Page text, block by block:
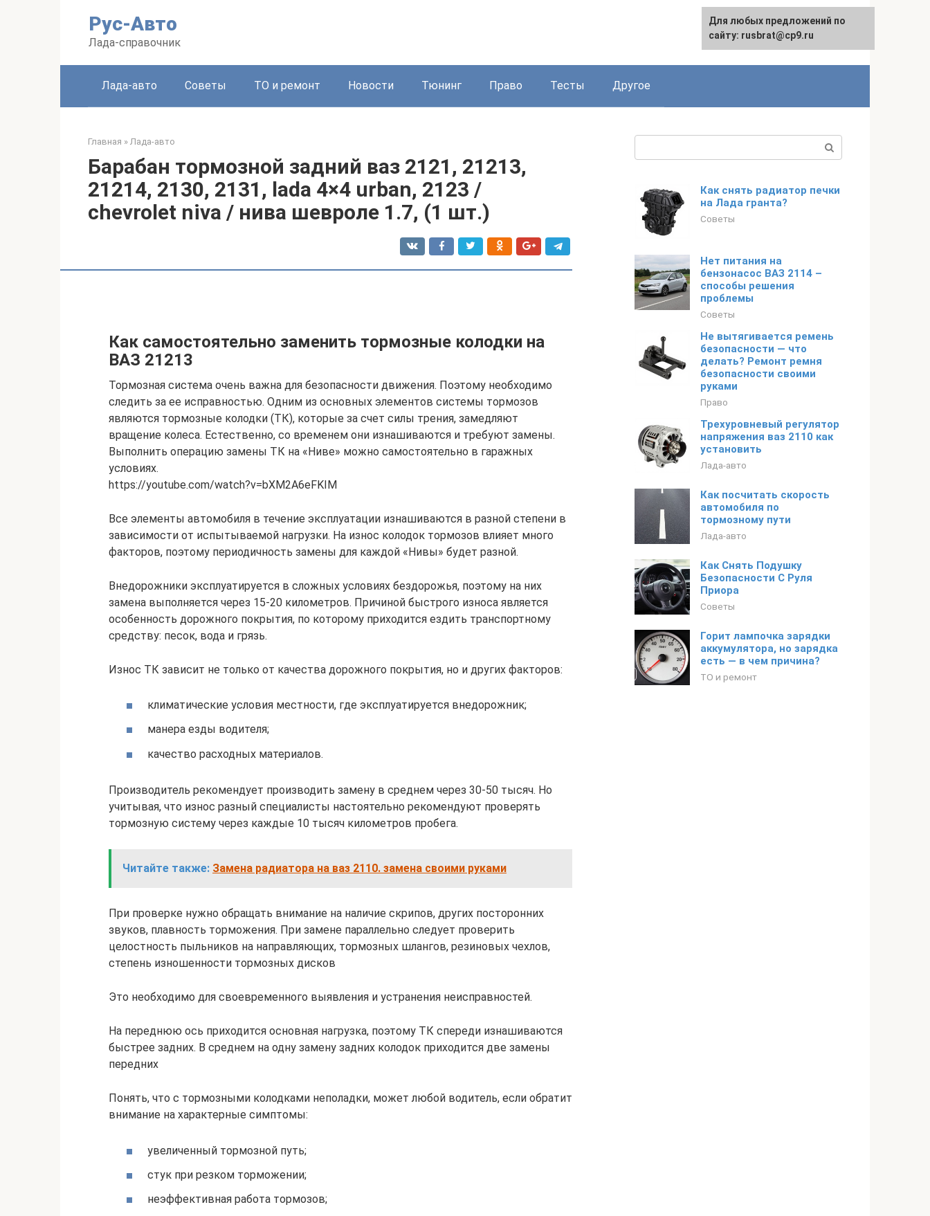
Рус-Авто
Лада-справочник
Лада-авто Советы ТО и ремонт Новости Тюнинг Право Тесты Другое
Главная » Лада-авто
Барабан тормозной задний ваз 2121, 21213,
21214, 2130, 2131, lada 4×4 urban, 2123 /
chevrolet niva / нива шевроле 1.7, (1 шт.)
Как самостоятельно заменить тормозные колодки на
ВАЗ 21213
Тормозная система очень важна для безопасности движения. Поэтому необходимо
следить за ее исправностью. Одним из основных элементов системы тормозов
являются тормозные колодки (ТК), которые за счет силы трения, замедляют
вращение колеса. Естественно, со временем они изнашиваются и требуют замены.
Выполнить операцию замены ТК на «Ниве» можно самостоятельно в гаражных
условиях.
https://youtube.com/watch?v=bXM2A6eFKIM
Все элементы автомобиля в течение эксплуатации изнашиваются в разной степени в
зависимости от испытываемой нагрузки. На износ колодок тормозов влияет много
факторов, поэтому периодичность замены для каждой «Нивы» будет разной.
Внедорожники эксплуатируется в сложных условиях бездорожья, поэтому на них
замена выполняется через 15-20 километров. Причиной быстрого износа является
особенность дорожного покрытия, по которому приходится ездить транспортному
средству: песок, вода и грязь.
Износ ТК зависит не только от качества дорожного покрытия, но и других факторов:
климатические условия местности, где эксплуатируется внедорожник;
­­­манера езды водителя;
качество расходных материалов.
Производитель рекомендует производить замену в среднем через 30-50 тысяч. Но
учитывая, что износ разный специалисты настоятельно рекомендуют проверять
тормозную систему через каждые 10 тысяч километров пробега.
Читайте также: Замена радиатора на ваз 2110. замена своими руками
При проверке нужно обращать внимание на наличие скрипов, других посторонних
звуков, плавность торможения. При замене параллельно следует проверить
целостность пыльников на направляющих, тормозных шлангов, резиновых чехлов,
степень изношенности тормозных дисков
Это необходимо для своевременного выявления и устранения неисправностей.
На переднюю ось приходится основная нагрузка, поэтому ТК спереди изнашиваются
быстрее задних. В среднем на одну замену задних колодок приходится две замены
передних
Понять, что с тормозными колодками неполадки, может любой водитель, если обратит
внимание на характерные симптомы:
увеличенный тормозной путь;
стук при резком торможении;
неэффективная работа тормозов;
Как снять радиатор печки
на Лада гранта?
Советы
Нет питания на
бензонасос ВАЗ 2114 –
способы решения
проблемы
Советы
Не вытягивается ремень
безопасности — что
делать? Ремонт ремня
безопасности своими
руками
Право
Трехуровневый регулятор
напряжения ваз 2110 как
установить
Лада-авто
Как посчитать скорость
автомобиля по
тормозному пути
Лада-авто
Как Снять Подушку
Безопасности С Руля
Приора
Советы
Горит лампочка зарядки
аккумулятора, но зарядка
есть — в чем причина?
ТО и ремонт
Для любых предложений по
сайту: rusbrat@cp9.ru